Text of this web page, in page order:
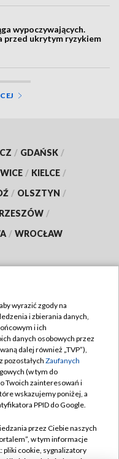
wypoczywających.
przed ukrytym ryzykiem
/ GDAŃSK /
/ KIELCE /
/ OLSZTYN /
RZESZÓW /
/ WROCŁAW
wyrazić zgody na
i zbierania danych,
i ich
danych osobowych przez
dalej również „TVP”),
pozostałych Zaufanych
(w tym do
Twoich zainteresowań i
wskazujemy poniżej, a
PPID do Google.
przez Ciebie naszych
w tym informacje
pliki cookie, sygnalizatory